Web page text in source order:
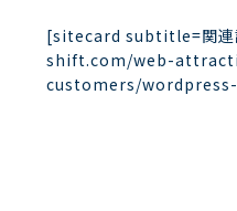
[sitecard subtitle=関
shift.com/web-
customers/